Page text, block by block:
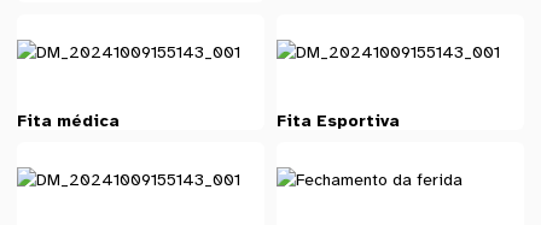
Fita médica Fita Esportiva